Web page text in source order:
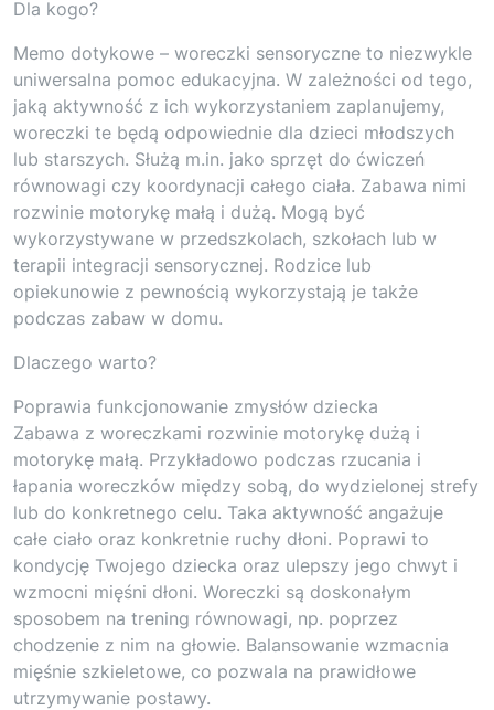
Dla kogo?
Memo dotykowe – woreczki sensoryczne to niezwykle
uniwersalna pomoc edukacyjna. W zależności od tego,
jaką aktywność z ich wykorzystaniem zaplanujemy,
woreczki te będą odpowiednie dla dzieci młodszych
lub starszych. Służą m.in. jako sprzęt do ćwiczeń
równowagi czy koordynacji całego ciała. Zabawa nimi
rozwinie motorykę małą i dużą. Mogą być
wykorzystywane w przedszkolach, szkołach lub w
terapii integracji sensorycznej. Rodzice lub
opiekunowie z pewnością wykorzystają je także
podczas zabaw w domu.
Dlaczego warto?
Poprawia funkcjonowanie zmysłów dziecka
Zabawa z woreczkami rozwinie motorykę dużą i
motorykę małą. Przykładowo podczas rzucania i
łapania woreczków między sobą, do wydzielonej strefy
lub do konkretnego celu. Taka aktywność angażuje
całe ciało oraz konkretnie ruchy dłoni. Poprawi to
kondycję Twojego dziecka oraz ulepszy jego chwyt i
wzmocni mięśni dłoni. Woreczki są doskonałym
sposobem na trening równowagi, np. poprzez
chodzenie z nim na głowie. Balansowanie wzmacnia
mięśnie szkieletowe, co pozwala na prawidłowe
utrzymywanie postawy.